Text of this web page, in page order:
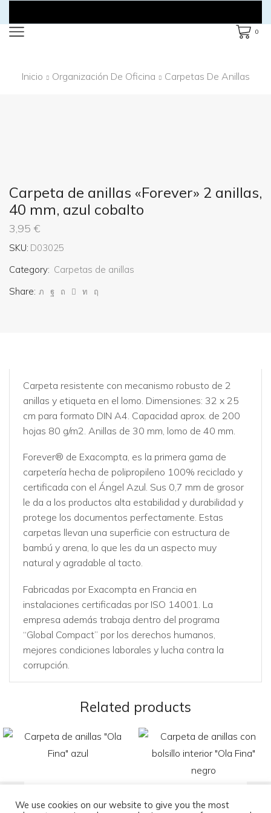
0
Inicio Organización De Oficina Carpetas De Anillas
Carpeta de anillas «Forever» 2 anillas,
40 mm, azul cobalto
3,95 €
SKU: D03025
Category: Carpetas de anillas
Share:
Carpeta resistente con mecanismo robusto de 2
anillas y etiqueta en el lomo. Dimensiones: 32 x 25
cm para formato DIN A4. Capacidad aprox. de 200
hojas 80 g/m2. Anillas de 30 mm, lomo de 40 mm.
Forever® de Exacompta, es la primera gama de
carpetería hecha de polipropileno 100% reciclado y
certificada con el Ángel Azul. Sus 0,7 mm de grosor
le da a los productos alta estabilidad y durabilidad y
protege los documentos perfectamente. Estas
carpetas llevan una superficie con estructura de
bambú y arena, lo que les da un aspecto muy
natural y agradable al tacto.
Fabricadas por Exacompta en Francia en
instalaciones certificadas por ISO 14001. La
empresa además trabaja dentro del programa
“Global Compact” por los derechos humanos,
mejores condiciones laborales y lucha contra la
corrupción.
Related products
Carpeta de anillas «Ola Fina»
Carpeta de anillas con bolsillo
We use cookies on our website to give you the most